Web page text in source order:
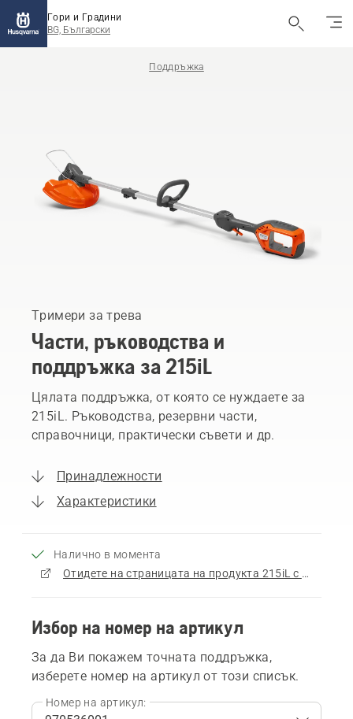
Гори и Градини
BG, Български
Поддръжка
Тримери за трева
Части, ръководства и
поддръжка за 215iL
Цялата поддръжка, от която се нуждаете за
215iL. Ръководства, резервни части,
справочници, практически съвети и др.
Принадлежности
Характеристики
Налично в момента
Отидете на страницата на продукта 215iL с акумулаторна батерия и зарядно устройство
Избор на номер на артикул
За да Ви покажем точната поддръжка,
изберете номер на артикул от този списък.
Номер на артикул: